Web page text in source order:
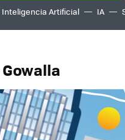
Inteligencia Artificial IA